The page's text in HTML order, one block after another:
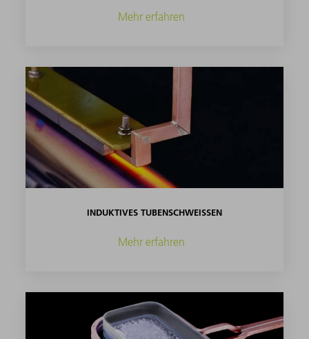
Mehr erfahren
INDUKTIVES TUBENSCHWEISSEN
Mehr erfahren